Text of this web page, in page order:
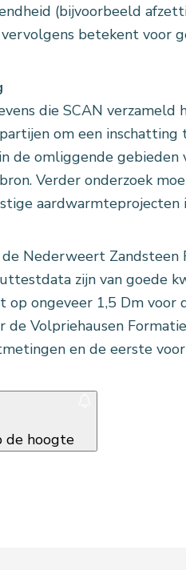
(bijvoorbeeld
betekent voor
die SCAN
om een inschatting
de omliggende
Verder onderzoek
aardwarmteprojecten
Nederweert Zandsteen
zijn van goede
op ongeveer 1,5 Dm voor
de Volpriehausen
en de eerste
de hoogte